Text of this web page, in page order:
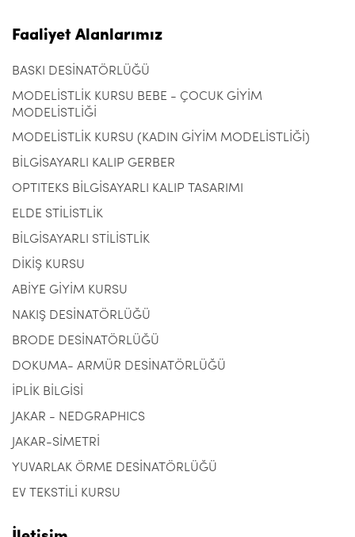
Faaliyet Alanlarımız
BASKI DESİNATÖRLÜĞÜ
MODELİSTLİK KURSU BEBE - ÇOCUK GİYİM
MODELİSTLİĞİ
MODELİSTLİK KURSU (KADIN GİYİM MODELİSTLİĞİ)
BİLGİSAYARLI KALIP GERBER
OPTITEKS BİLGİSAYARLI KALIP TASARIMI
ELDE STİLİSTLİK
BİLGİSAYARLI STİLİSTLİK
DİKİŞ KURSU
ABİYE GİYİM KURSU
NAKIŞ DESİNATÖRLÜĞÜ
BRODE DESİNATÖRLÜĞÜ
DOKUMA- ARMÜR DESİNATÖRLÜĞÜ
İPLİK BİLGİSİ
JAKAR - NEDGRAPHICS
JAKAR-SİMETRİ
YUVARLAK ÖRME DESİNATÖRLÜĞÜ
EV TEKSTİLİ KURSU